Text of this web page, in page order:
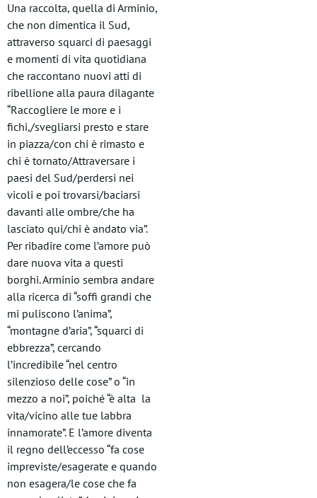
Una raccolta, quella di Arminio,
che non dimentica il Sud,
attraverso squarci di paesaggi
e momenti di vita quotidiana
che raccontano nuovi atti di
ribellione alla paura dilagante
“Raccogliere le more e i
fichi,/svegliarsi presto e stare
in piazza/con chi è rimasto e
chi è tornato/Attraversare i
paesi del Sud/perdersi nei
vicoli e poi trovarsi/baciarsi
davanti alle ombre/che ha
lasciato qui/chi è andato via”.
Per ribadire come l’amore può
dare nuova vita a questi
borghi. Arminio sembra andare
alla ricerca di “soffi grandi che
mi puliscono l’anima”,
“montagne d’aria”, “squarci di
ebbrezza”, cercando
l’incredibile “nel centro
silenzioso delle cose” o “in
mezzo a noi”, poiché “è alta la
vita/vicino alle tue labbra
innamorate”. E l’amore diventa
il regno dell’eccesso “fa cose
impreviste/esagerate e quando
non esagera/le cose che fa